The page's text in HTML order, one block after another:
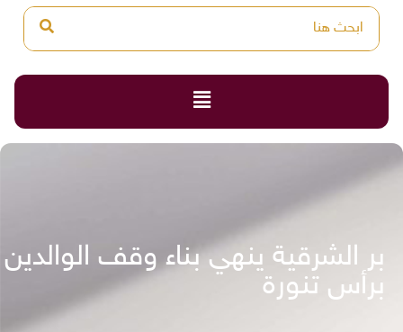
بر الشرقية ينهي بناء وقف الوالدين
برأس تنورة